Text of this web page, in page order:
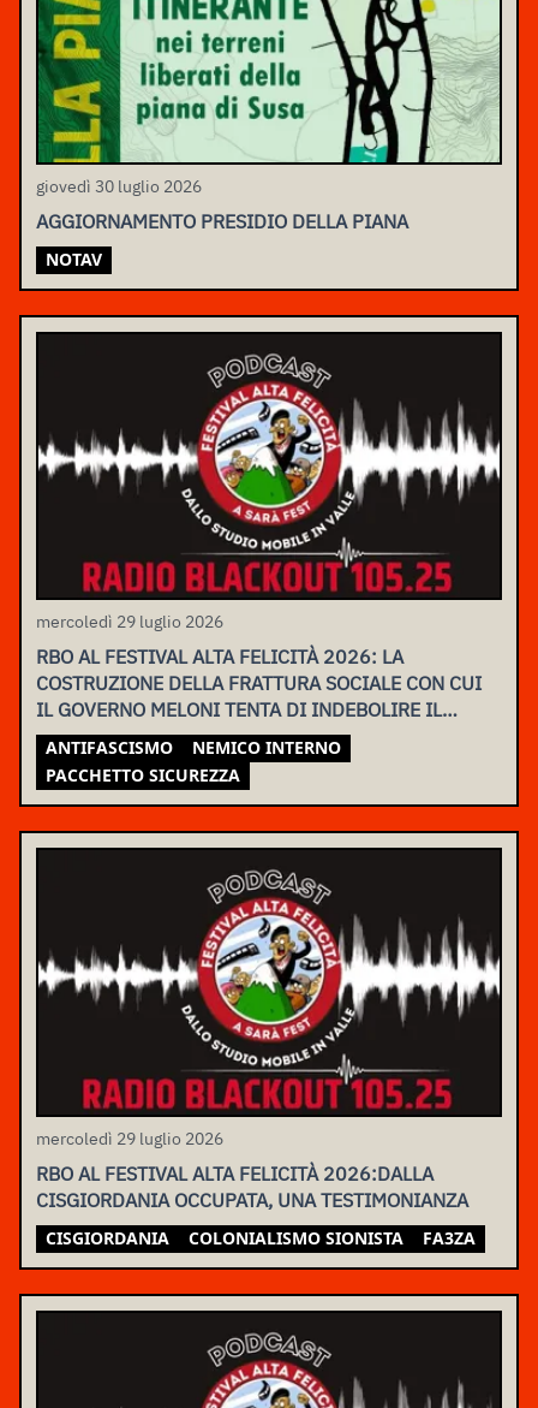
giovedì 30 luglio 2026
AGGIORNAMENTO PRESIDIO DELLA PIANA
NOTAV
mercoledì 29 luglio 2026
RBO AL FESTIVAL ALTA FELICITÀ 2026: LA
COSTRUZIONE DELLA FRATTURA SOCIALE CON CUI
IL GOVERNO MELONI TENTA DI INDEBOLIRE IL
MOVIMENTO
ANTIFASCISMO
NEMICO INTERNO
PACCHETTO SICUREZZA
mercoledì 29 luglio 2026
RBO AL FESTIVAL ALTA FELICITÀ 2026:DALLA
CISGIORDANIA OCCUPATA, UNA TESTIMONIANZA
CISGIORDANIA COLONIALISMO SIONISTA FA3ZA